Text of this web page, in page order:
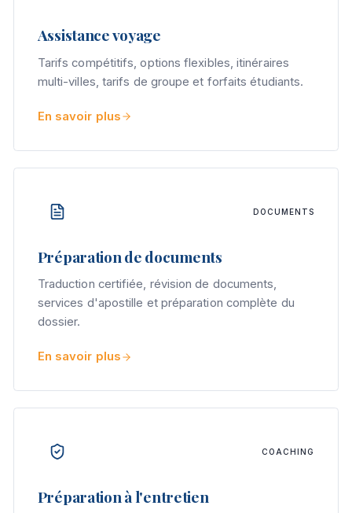
Assistance voyage
Tarifs compétitifs, options flexibles, itinéraires
multi-villes, tarifs de groupe et forfaits étudiants.
En savoir plus
DOCUMENTS
Préparation de documents
Traduction certifiée, révision de documents,
services d'apostille et préparation complète du
dossier.
En savoir plus
COACHING
Préparation à l'entretien